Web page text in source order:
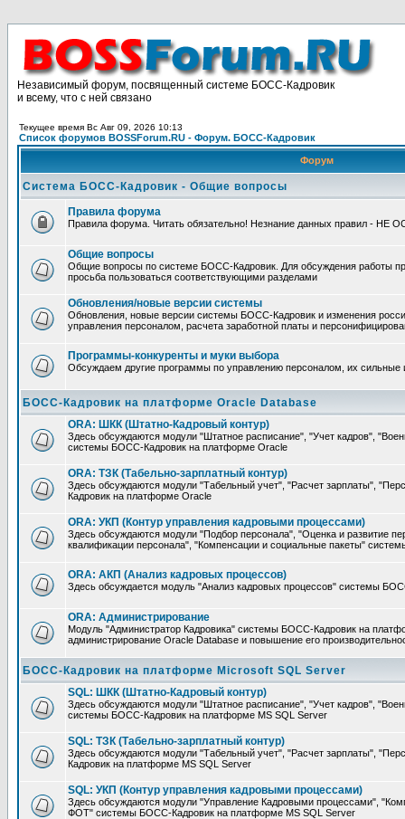
Независимый форум, посвященный системе БОСС-Кадровик
и всему, что с ней связано
Текущее время Вс Авг 09, 2026 10:13
Список форумов BOSSForum.RU - Форум. БОСС-Кадровик
Форум
Система БОСС-Кадровик - Общие вопросы
Правила форума
Правила форума. Читать обязательно! Незнание данных правил - НЕ
Общие вопросы
Общие вопросы по системе БОСС-Кадровик. Для обсуждения работы
просьба пользоваться соответствующими разделами
Обновления/новые версии системы
Обновления, новые версии системы БОСС-Кадровик и изменения
управления персоналом, расчета заработной платы и
Программы-конкуренты и муки выбора
Обсуждаем другие программы по управлению персоналом, их сильные
БОСС-Кадровик на платформе Oracle Database
ORA: ШКК (Штатно-Кадровый контур)
Здесь обсуждаются модули "Штатное расписание", "Учет кадров",
системы БОСС-Кадровик на платформе Oracle
ORA: ТЗК (Табельно-зарплатный контур)
Здесь обсуждаются модули "Табельный учет", "Расчет зарплаты",
Кадровик на платформе Oracle
ORA: УКП (Контур управления кадровыми процессами)
Здесь обсуждаются модули "Подбор персонала", "Оценка и развитие
квалификации персонала", "Компенсации и социальные пакеты"
ORA: АКП (Анализ кадровых процессов)
Здесь обсуждается модуль "Анализ кадровых процессов" системы
ORA: Администрирование
Модуль "Администратор Кадровика" системы БОСС-Кадровик на
администрирование Oracle Database и повышение его
БОСС-Кадровик на платформе Microsoft SQL Server
SQL: ШКК (Штатно-Кадровый контур)
Здесь обсуждаются модули "Штатное расписание", "Учет кадров",
системы БОСС-Кадровик на платформе MS SQL Server
SQL: ТЗК (Табельно-зарплатный контур)
Здесь обсуждаются модули "Табельный учет", "Расчет зарплаты",
Кадровик на платформе MS SQL Server
SQL: УКП (Контур управления кадровыми процессами)
Здесь обсуждаются модули "Управление Кадровыми процессами",
ФОТ" системы БОСС-Кадровик на платформе MS SQL Server